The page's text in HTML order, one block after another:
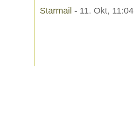
Starmail - 11. Okt, 11:04